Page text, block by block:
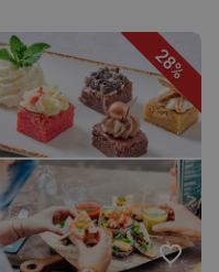
28%
favorite_border